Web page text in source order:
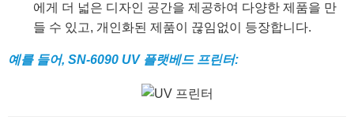
에게 더 넓은 디자인 공간을 제공하여 다양한 제품을 만
들 수 있고, 개인화된 제품이 끊임없이 등장합니다.
예를 들어, SN-6090 UV 플랫베드 프린터: